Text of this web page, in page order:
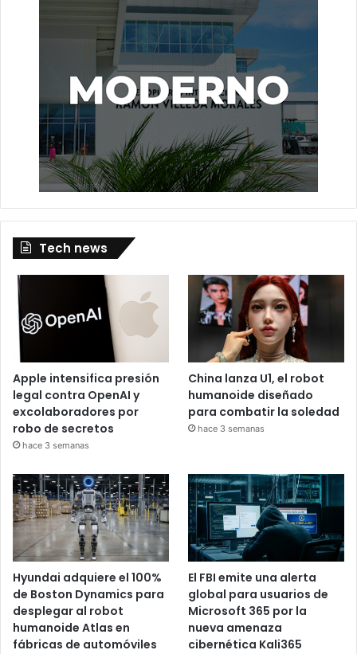
Tech news
Apple intensifica presión
legal contra OpenAI y
excolaboradores por
robo de secretos
hace 3 semanas
China lanza U1, el robot
humanoide diseñado
para combatir la soledad
hace 3 semanas
Hyundai adquiere el 100%
de Boston Dynamics para
desplegar al robot
humanoide Atlas en
fábricas de automóviles
El FBI emite una alerta
global para usuarios de
Microsoft 365 por la
nueva amenaza
cibernética Kali365